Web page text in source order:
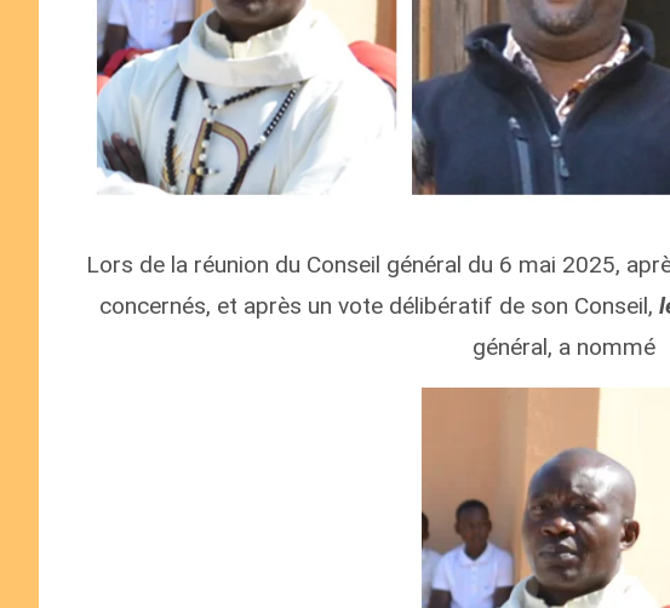
Lors de la réunion du Conseil général du 6 mai 2025,
concernés, et après un vote délibératif de son Conseil,
général, a nommé